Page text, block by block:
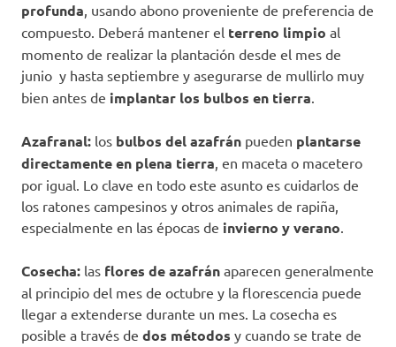
profunda, usando abono proveniente de preferencia de
compuesto. Deberá mantener el terreno limpio al
momento de realizar la plantación desde el mes de
junio y hasta septiembre y asegurarse de mullirlo muy
bien antes de implantar los bulbos en tierra.
Azafranal: los bulbos del azafrán pueden plantarse
directamente en plena tierra, en maceta o macetero
por igual. Lo clave en todo este asunto es cuidarlos de
los ratones campesinos y otros animales de rapiña,
especialmente en las épocas de invierno y verano.
Cosecha: las flores de azafrán aparecen generalmente
al principio del mes de octubre y la florescencia puede
llegar a extenderse durante un mes. La cosecha es
posible a través de dos métodos y cuando se trate de